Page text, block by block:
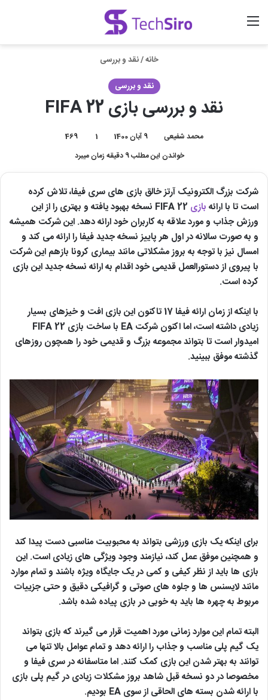
جستجو برای
ورود
خانه/نقد و بررسی
نقد و بررسی
نقد و بررسی بازی FIFA 22
محمد شفیعی 9 آبان 1400 1
469
خواندن این مطلب 9 دقیقه زمان میبرد
شرکت بزرگ الکترونیک آرتز خالق بازی های سری فیفا، تلاش کرده
است تا با ارائه بازی
FIFA 22 نسخه بهبود یافته و بهتری را از این
ورزش جذاب و مورد علاقه به کاربران خود ارائه دهد. این شرکت همیشه
و به صورت سالانه در اول هر پاییز نسخه جدید فیفا را ارائه می کند و
امسال نیز با توجه به بروز مشکلاتی مانند بیماری کرونا بازهم این شرکت
با پیروی از دستورالعمل قدیمی خود اقدام به ارائه نسخه جدید این بازی
کرده است.
با اینکه از زمان ارائه فیفا 17 تاکنون این بازی افت و خیزهای بسیار
زیادی داشته است، اما اکنون شرکت EA با ساخت بازی FIFA 22
امیدوار است تا بتواند مجموعه بزرگ و قدیمی خود را همچون روزهای
گذشته موفق ببینید.
برای اینکه یک بازی ورزشی بتواند به محبوبیت مناسبی دست پیدا کند
و همچنین موفق عمل کند، نیازمند وجود ویژگی های زیادی است. این
بازی ها باید از نظر کیفی و کمی در یک جایگاه ویژه باشند و تمام موارد
مانند لایسنس ها و جلوه های صوتی و گرافیکی دقیق و حتی جزییات
مربوط به چهره ها باید به خوبی در بازی پیاده شده باشد.
البته تمام این موارد زمانی مورد اهمیت قرار می گیرند که بازی بتواند
یک گیم پلی مناسب و جذاب را ارائه دهد و تمام عوامل بالا تنها می
توانند به بهتر شدن این بازی کمک کنند. اما متاسفانه در سری فیفا و
مخصوصا در دو نسخه قبل شاهد بروز مشکلات زیادی در گیم پلی بازی
با ارائه شدن بسته های الحاقی از سوی EA بودیم.